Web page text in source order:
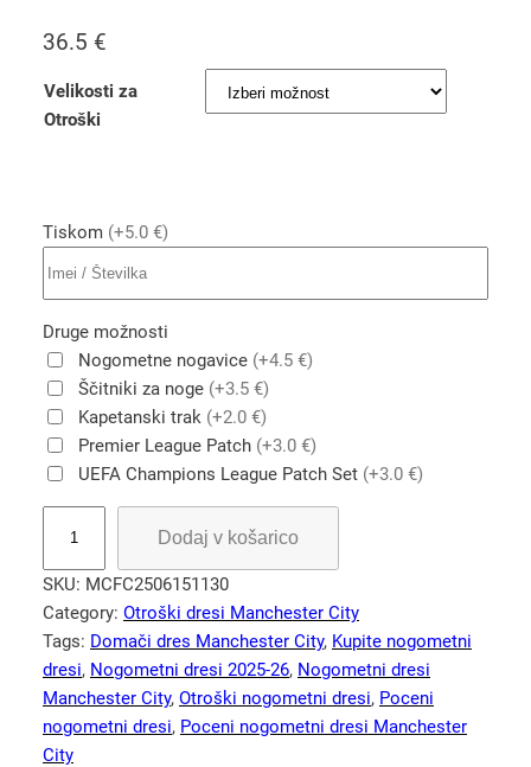
36.5 €
Velikosti za
Otroški
Tiskom (+5.0 €)
Druge možnosti
Nogometne nogavice (+4.5 €)
Ščitniki za noge (+3.5 €)
Kapetanski trak (+2.0 €)
Premier League Patch (+3.0 €)
UEFA Champions League Patch Set (+3.0 €)
p
i
t
e
o
t
r
Dodaj v košarico
SKU: MCFC2506151130
Category: Otroški dresi Manchester City
Tags: Domači dres Manchester City, Kupite nogometni
dresi, Nogometni dresi 2025-26, Nogometni dresi
Manchester City, Otroški nogometni dresi, Poceni
nogometni dresi, Poceni nogometni dresi Manchester
City